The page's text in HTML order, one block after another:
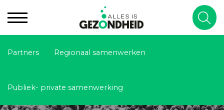
Partners Regionaal samenwerken
Publiek- private samenwerking